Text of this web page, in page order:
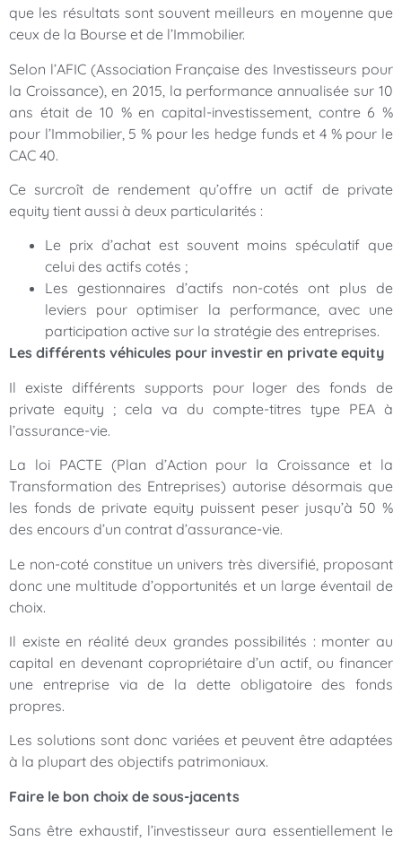
que les résultats sont souvent meilleurs en moyenne que
ceux de la Bourse et de l’Immobilier.
Selon l’AFIC (Association Française des Investisseurs pour
la Croissance), en 2015, la performance annualisée sur 10
ans était de 10 % en capital-investissement, contre 6 %
pour l’Immobilier, 5 % pour les hedge funds et 4 % pour le
CAC 40.
Ce surcroît de rendement qu’offre un actif de private
equity tient aussi à deux particularités :
Le prix d’achat est souvent moins spéculatif que
celui des actifs cotés ;
Les gestionnaires d’actifs non-cotés ont plus de
leviers pour optimiser la performance, avec une
participation active sur la stratégie des entreprises.
Les différents véhicules pour investir en private equity
Il existe différents supports pour loger des fonds de
private equity ; cela va du compte-titres type PEA à
l’assurance-vie.
La loi PACTE (Plan d’Action pour la Croissance et la
Transformation des Entreprises) autorise désormais que
les fonds de private equity puissent peser jusqu’à 50 %
des encours d’un contrat d’assurance-vie.
Le non-coté constitue un univers très diversifié, proposant
donc une multitude d’opportunités et un large éventail de
choix.
Il existe en réalité deux grandes possibilités : monter au
capital en devenant copropriétaire d’un actif, ou financer
une entreprise via de la dette obligatoire des fonds
propres.
Les solutions sont donc variées et peuvent être adaptées
à la plupart des objectifs patrimoniaux.
Faire le bon choix de sous-jacents
Sans être exhaustif, l’investisseur aura essentiellement le